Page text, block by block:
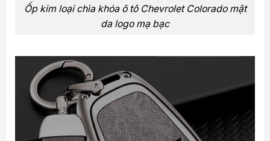
Ốp kim loại chìa khóa ô tô Chevrolet Colorado mặt
da logo mạ bạc